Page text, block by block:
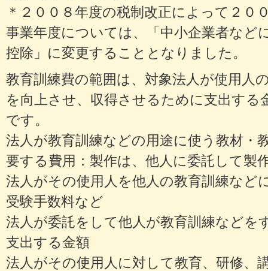
＊２００８年度の税制改正によって２０
事業年度については、「中小企業者など
控除」に変更することとなりました。
教育訓練費の範囲は、対象法人が使用人
を向上させ、収得させるために支出する
です。
法人が教育訓練などの用途に使う教材・
要する費用：製作は、他人に委託して製
法人がその使用人を他人の教育訓練など
受験手数料など
法人が委託をして他人が教育訓練などを
支出する金額
法人がその使用人に対して教育、研修、